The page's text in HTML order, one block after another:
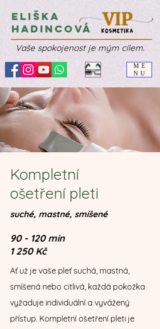
Eliška
Hadincová
ME
NU
Vaše spokojenost je mým cílem.
Kompletní
ošetření pleti
suché, mastné, smíšené
90 - 120 min
1 250 Kč
Ať už je vaše pleť suchá, mastná,
smíšená nebo citlivá, každá pokožka
vyžaduje individuální a vyvážený
přístup. Kompletní ošetření pleti je